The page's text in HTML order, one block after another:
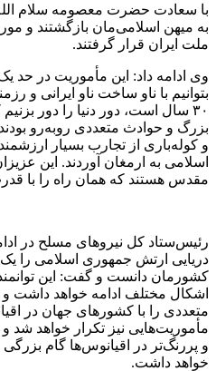
با سعادت حضرت معصومه سلام
به میهن اسلامی‌مان بازگشتند و
ملت ایران قرار گرفتند.
وی ادامه داد: این مأموریت در حد
بتوانیم با ناو ساخت ناو ایرانی و
۳۰ سال است، دور دنیا را دور
بزرگ و حوادث متعددی روبه‌رو
و کوله‌باری از تجارب بسیار
اسلامی به ارمغان آوردند. این
مقدس هستند که همان راه را با
دریایی ارتش جمهوری اسلامی را
کشورمان دانست و گفت: این
‌اشکال مختلف ادامه خواهد داشت
متعددی را با کشورهای جهان در
مأموریت‌هایی نیز تکرار خواهد شد
و پررنگ‌تر در اقیانوس‌ها گام بزرگی
خواهد داشت.